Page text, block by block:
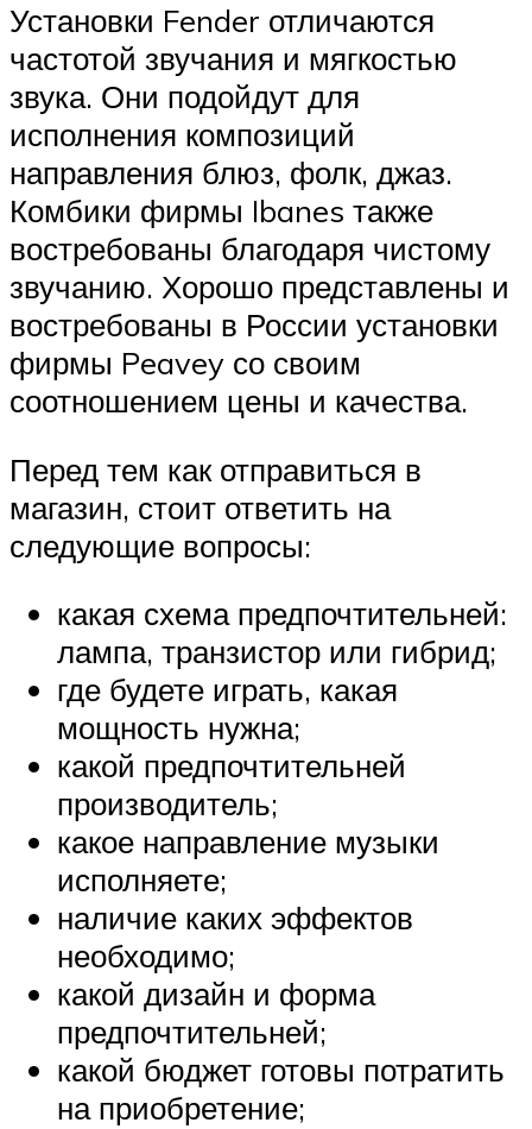
Установки Fender отличаются
частотой звучания и мягкостью
звука. Они подойдут для
исполнения композиций
направления блюз, фолк, джаз.
Комбики фирмы Ibanes также
востребованы благодаря чистому
звучанию. Хорошо представлены и
востребованы в России установки
фирмы Peavey со своим
соотношением цены и качества.
Перед тем как отправиться в
магазин, стоит ответить на
следующие вопросы:
какая схема предпочтительней:
лампа, транзистор или гибрид;
где будете играть, какая
мощность нужна;
какой предпочтительней
производитель;
какое направление музыки
исполняете;
наличие каких эффектов
необходимо;
какой дизайн и форма
предпочтительней;
какой бюджет готовы потратить
на приобретение;